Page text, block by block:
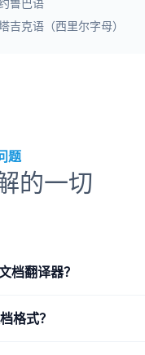
吉克语（西里尔字母）
题
的一切
档翻译器？
格式？